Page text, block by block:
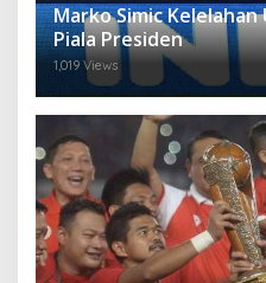
Marko Simic Kelelahan
Piala Presiden
1,019 Views